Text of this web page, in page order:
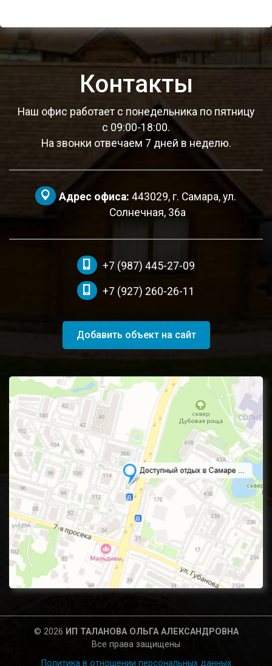
Контакты
Наш офис работает с понедельника по пятницу
c 09:00-18:00.
На звонки отвечаем 7 дней в неделю.
Адрес офиса: 443029, г. Самара, ул.
Солнечная, 36а
+7 (987) 445-27-09
+7 (927) 260-26-11
Добавить объект на сайт
© 2026 ИП ТАЛАНОВА ОЛЬГА АЛЕКСАНДРОВНА
Все права защищены
Политика в отношении персональных данных